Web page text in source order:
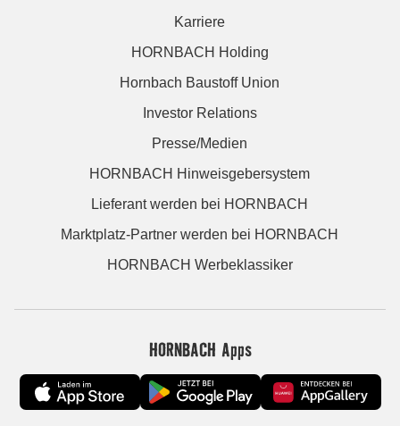
Karriere
HORNBACH Holding
Hornbach Baustoff Union
Investor Relations
Presse/Medien
HORNBACH Hinweisgebersystem
Lieferant werden bei HORNBACH
Marktplatz-Partner werden bei HORNBACH
HORNBACH Werbeklassiker
HORNBACH Apps